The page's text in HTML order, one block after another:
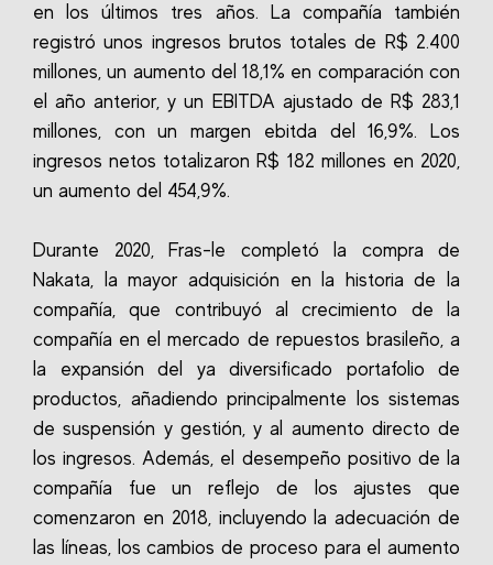
en los últimos tres años. La compañía también
registró unos ingresos brutos totales de R$ 2.400
millones, un aumento del 18,1% en comparación con
el año anterior, y un EBITDA ajustado de R$ 283,1
millones, con un margen ebitda del 16,9%. Los
ingresos netos totalizaron R$ 182 millones en 2020,
un aumento del 454,9%.
Durante 2020, Fras-le completó la compra de
Nakata, la mayor adquisición en la historia de la
compañía, que contribuyó al crecimiento de la
compañía en el mercado de repuestos brasileño, a
la expansión del ya diversificado portafolio de
productos, añadiendo principalmente los sistemas
de suspensión y gestión, y al aumento directo de
los ingresos. Además, el desempeño positivo de la
compañía fue un reflejo de los ajustes que
comenzaron en 2018, incluyendo la adecuación de
las líneas, los cambios de proceso para el aumento